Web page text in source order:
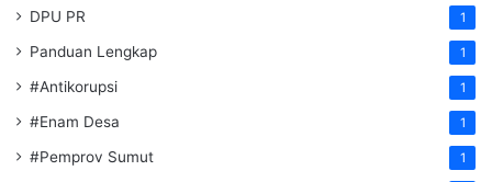
DPU PR 1
Panduan Lengkap 1
#Antikorupsi 1
#Enam Desa 1
#Pemprov Sumut 1